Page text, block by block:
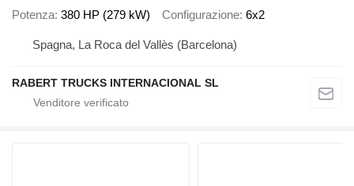
Potenza 380 HP (279 kW) Configurazione 6x2
Spagna, La Roca del Vallès (Barcelona)
RABERT TRUCKS INTERNACIONAL SL